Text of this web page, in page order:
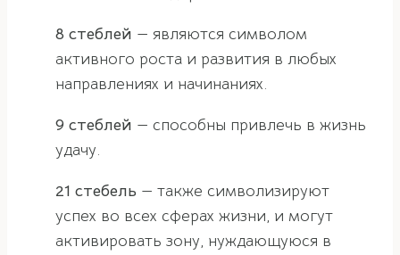
8 стеблей — являются символом
активного роста и развития в любых
направлениях и начинаниях.
9 стеблей — способны привлечь в жизнь
удачу.
21 стебель — также символизируют
успех во всех сферах жизни, и могут
активировать зону, нуждающуюся в